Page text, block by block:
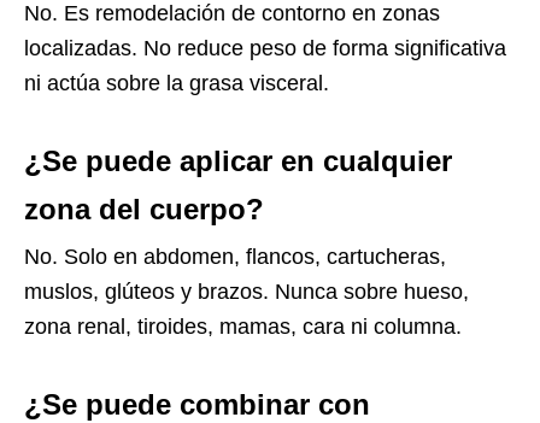
No. Es remodelación de contorno en zonas
localizadas. No reduce peso de forma significativa
ni actúa sobre la grasa visceral.
¿Se puede aplicar en cualquier
zona del cuerpo?
No. Solo en abdomen, flancos, cartucheras,
muslos, glúteos y brazos. Nunca sobre hueso,
zona renal, tiroides, mamas, cara ni columna.
¿Se puede combinar con